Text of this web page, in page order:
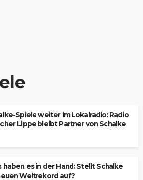
Spiele weiter im Lokalradio: Radio
Lippe bleibt Partner von Schalke
haben es in der Hand: Stellt Schalke
Weltrekord auf?